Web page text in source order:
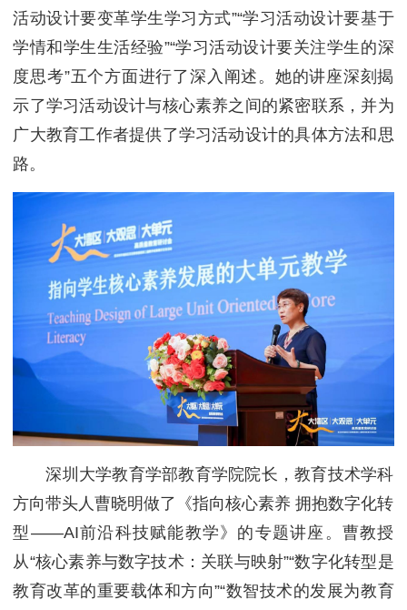
活动设计要变革学生学习方式”“学习活动设计要基于
学情和学生生活经验”“学习活动设计要关注学生的深
度思考”五个方面进行了深入阐述。她的讲座深刻揭
示了学习活动设计与核心素养之间的紧密联系，并为
广大教育工作者提供了学习活动设计的具体方法和思
路。
深圳大学教育学部教育学院院长，教育技术学科
方向带头人曹晓明做了《指向核心素养 拥抱数字化转
型——AI前沿科技赋能教学》的专题讲座。曹教授
从“核心素养与数字技术：关联与映射”“数字化转型是
教育改革的重要载体和方向”“数智技术的发展为教育